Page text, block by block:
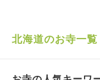
北海道のお寺一覧